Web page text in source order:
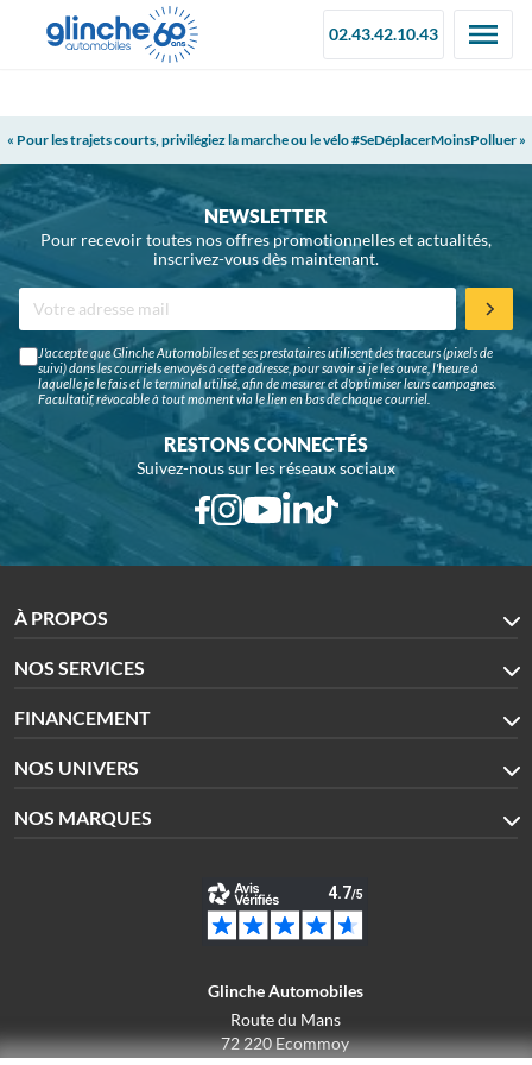
02.43.42.10.43
« Pour les trajets courts, privilégiez la marche ou le vélo #SeDéplacerMoinsPolluer »
NEWSLETTER
Pour recevoir toutes nos offres promotionnelles et actualités,
inscrivez-vous dès maintenant.
J'accepte que Glinche Automobiles et ses prestataires utilisent des traceurs (pixels de
suivi) dans les courriels envoyés à cette adresse, pour savoir si je les ouvre, l'heure à
laquelle je le fais et le terminal utilisé, afin de mesurer et d'optimiser leurs campagnes.
Facultatif, révocable à tout moment via le lien en bas de chaque courriel.
RESTONS CONNECTÉS
Suivez-nous sur les réseaux sociaux
À PROPOS
NOS SERVICES
FINANCEMENT
NOS UNIVERS
NOS MARQUES
Glinche Automobiles
Route du Mans
72 220 Ecommoy